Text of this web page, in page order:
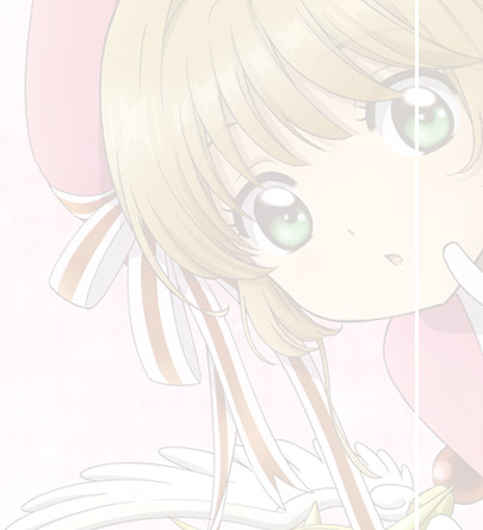
คำพูดเรียกกำลังใจในการ์ตูน
[รีวิวสั้น] การ์ตูนที่ได้ดูในช่วงปี 2018 ที่ผ่านมา
รวมหนังสือการ์ตูนที่ดองไว้ยังไม่ได้อ่าน ปี 2018
[รีวิวสั้น] การ์ตูนที่ได้ดูในช่วงระหว่างปี 2017 -
2018 ที่ผ่านมา
[รีวิวสั้น] การ์ตูนที่ได้ดูในช่วงปี 2017 ที่ผ่านมา
(5)
[รีวิวสั้น] การ์ตูนที่ได้ดูในช่วงปี 2017 ที่ผ่านมา
(4)
[รีวิวสั้น] การ์ตูนที่ได้ดูในช่วงปี 2017 ที่ผ่านมา
[รีวิวสั้น] การ์ตูนที่ได้ดูในช่วงปี 2017 ที่ผ่านมา
[รีวิวสั้น] การ์ตูนที่ได้ดูในช่วงปี 2017 ที่ผ่านมา
รวมหนังสือการ์ตูนที่ดองไว้ยังไม่ได้อ่าน ปี 2017